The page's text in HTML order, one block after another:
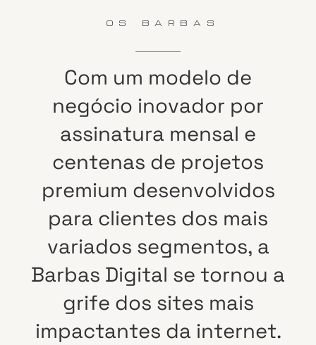
OS BARBAS
Com um modelo de
negócio inovador por
assinatura mensal e
centenas de projetos
premium desenvolvidos
para clientes dos mais
variados segmentos, a
Barbas Digital se tornou a
grife dos sites mais
impactantes da internet.